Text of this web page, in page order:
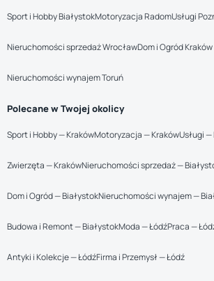
Sport i Hobby BiałystokMotoryzacja RadomUsługi
Nieruchomości sprzedaż WrocławDom i Ogród Kraków
Nieruchomości wynajem Toruń
Polecane w Twojej okolicy
Sport i Hobby — KrakówMotoryzacja — KrakówUsługi —
Zwierzęta — KrakówNieruchomości sprzedaż —
Dom i Ogród — BiałystokNieruchomości wynajem —
Budowa i Remont — BiałystokModa — ŁódźPraca —
Antyki i Kolekcje — ŁódźFirma i Przemysł — Łódź